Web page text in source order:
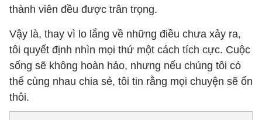
thành viên đều được trân trọng.
Vậy là, thay vì lo lắng về những điều chưa xảy ra,
tôi quyết định nhìn mọi thứ một cách tích cực. Cuộc
sống sẽ không hoàn hảo, nhưng nếu chúng tôi có
thể cùng nhau chia sẻ, tôi tin rằng mọi chuyện sẽ ổn
thôi.